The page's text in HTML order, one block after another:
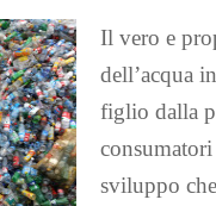
Il vero e
dell’acqua
figlio dalla
sviluppo